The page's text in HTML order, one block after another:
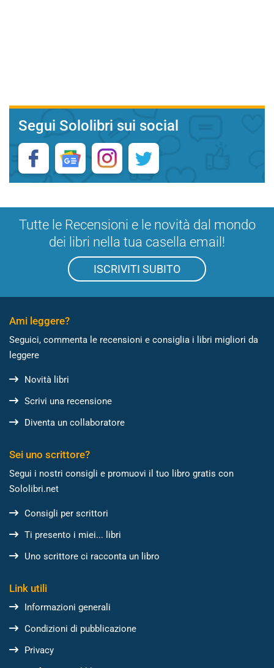
Segui Sololibri sui social
Tutte le Recensioni e le novità dal mondo
dei libri nella tua casella email!
ISCRIVITI SUBITO
Ami leggere?
Seguici, commenta le recensioni e consiglia i libri migliori da
leggere
Novità libri
Scrivi una recensione
Diventa un collaboratore
Sei uno scrittore?
Segui i nostri consigli e promuovi il tuo libro gratis con
Sololibri.net
Consigli per scrittori
Ti presento i miei... libri
Uno scrittore ci racconta un libro
Link utili
Informazioni generali
Condizioni di pubblicazione
Privacy